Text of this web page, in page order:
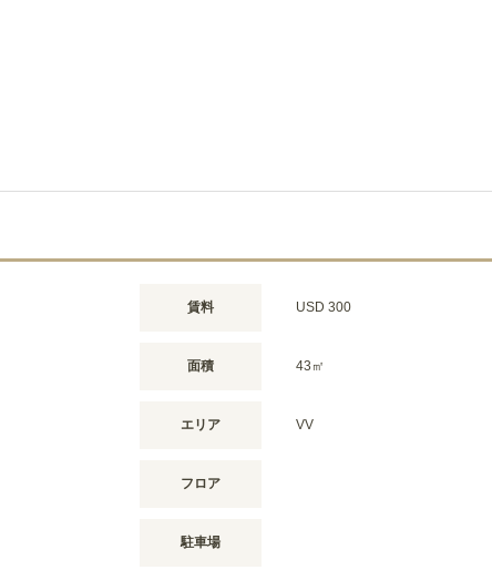
賃料 USD 300
面積 43㎡
エリア VV
フロア
駐車場